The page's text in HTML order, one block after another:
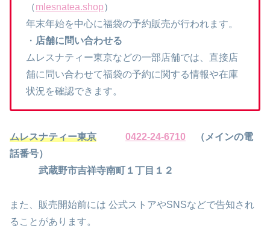
（mlesnatea.shop）
年末年始を中心に福袋の予約販売が行われます。
・ 店舗に問い合わせる
ムレスナティー東京などの一部店舗では、直接店
舗に問い合わせて福袋の予約に関する情報や在庫
状況を確認できます。
ムレスナティー東京 0422-24-6710 （メインの電
話番号）
武蔵野市吉祥寺南町１丁目１２
また、販売開始前には 公式ストアやSNSなどで告知され
ることがあります。